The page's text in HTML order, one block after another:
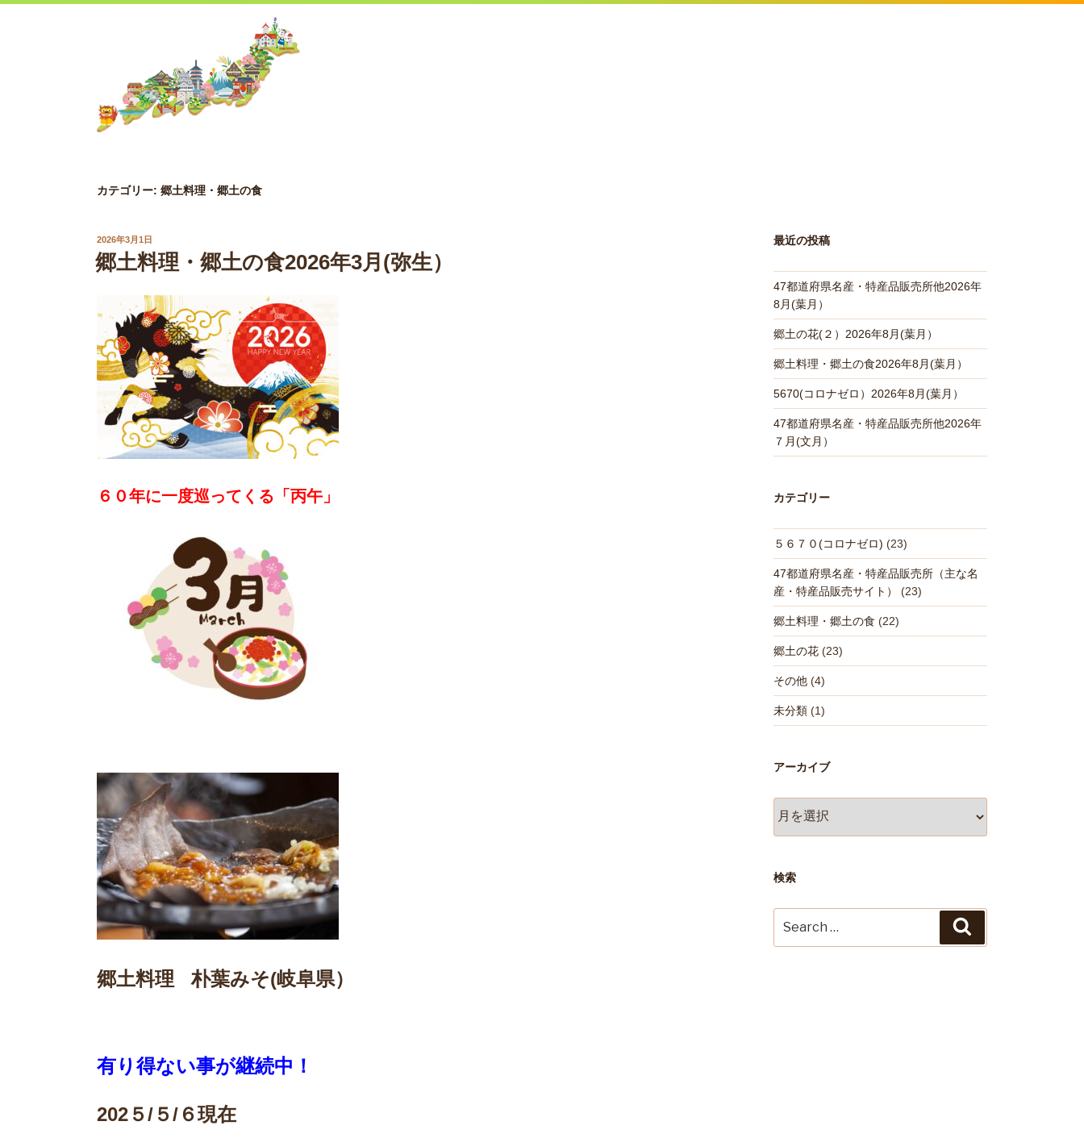
Skip
カテゴリー: 郷土料理・郷土の食
POSTED
ON
2026年3月1日
郷土料理・郷土の食2026年3月(弥生）
６０年に一度巡ってくる「丙午」
郷土料理 朴葉みそ(岐阜県）
有り得ない事が継続中！
202 ５/５/６現在
最近の投稿
47都道府県名産・特産品販売所他2026年
8月(葉月）
郷土の花(２）2026年8月(葉月）
郷土料理・郷土の食2026年8月(葉月）
5670(コロナゼロ）2026年8月(葉月）
47都道府県名産・特産品販売所他2026年
７月(文月）
カテゴリー
５６７０(コロナゼロ) (23)
47都道府県名産・特産品販売所（主な名
産・特産品販売サイト）
(23)
郷土料理・郷土の食 (22)
郷土の花 (23)
その他 (4)
未分類 (1)
アーカイブ
ー
カ
ブ
検索
for: